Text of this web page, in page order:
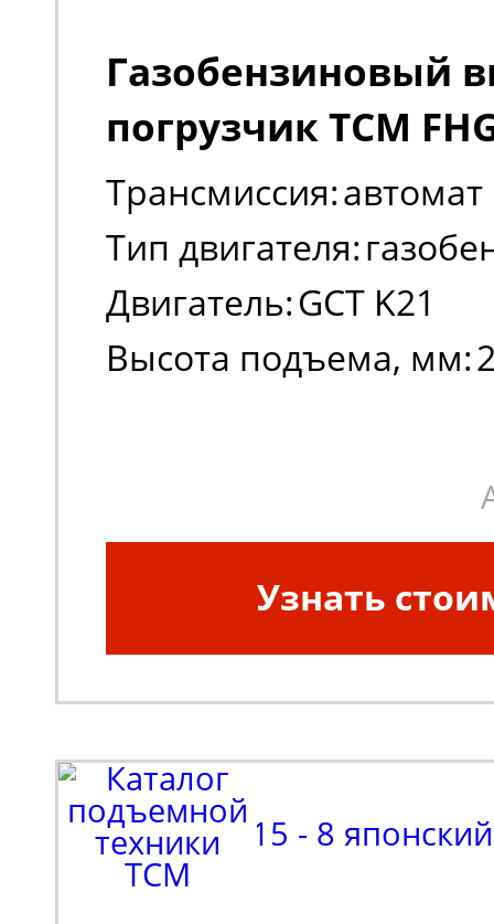
Газобензиновый
погрузчик TCM
Трансмиссия:автомат
Тип двигателя:
Двигатель:GCT K21
Высота подъема, мм:
Узнать